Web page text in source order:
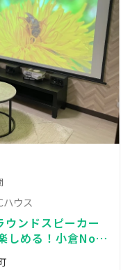
ハウス
ンドスピーカー
しめる！小倉No1